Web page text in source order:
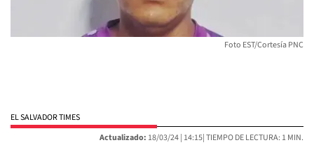
Foto EST/Cortesía PNC
EL SALVADOR TIMES
Actualizado: 18/03/24 | 14:15| TIEMPO DE LECTURA: 1 MIN.